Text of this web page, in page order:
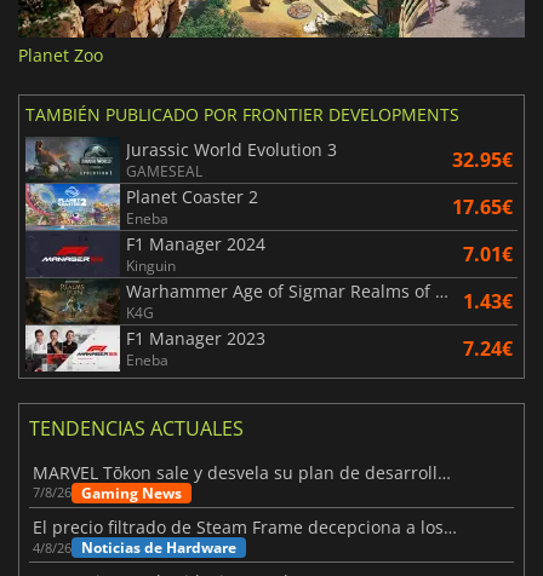
Planet Zoo
TAMBIÉN PUBLICADO POR FRONTIER DEVELOPMENTS
Jurassic World Evolution 3
GAMESEAL 32.95€
Planet Coaster 2
Eneba 17.65€
F1 Manager 2024
Kinguin 7.01€
Warhammer Age of Sigmar Realms of Ruin
K4G 1.43€
F1 Manager 2023
Eneba 7.24€
TENDENCIAS ACTUALES
MARVEL Tōkon sale y desvela su plan de desarrollo para el primer año
7/8/26 Gaming News
El precio filtrado de Steam Frame decepciona a los usuarios
4/8/26 Noticias de Hardware